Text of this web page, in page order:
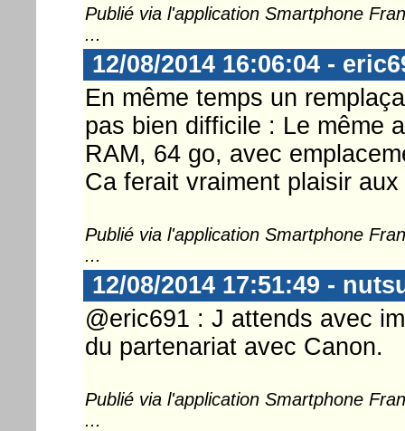
Publié via l'application Smartphone
...
12/08/2014 16:06:04 -
En même temps un
pas bien difficile : Le même
RAM, 64 go, avec
Ca ferait vraiment plaisir
Publié via l'application Smartphone
...
12/08/2014 17:51:49 -
@eric691 : J attends avec
du partenariat avec Canon.
Publié via l'application Smartphone
...